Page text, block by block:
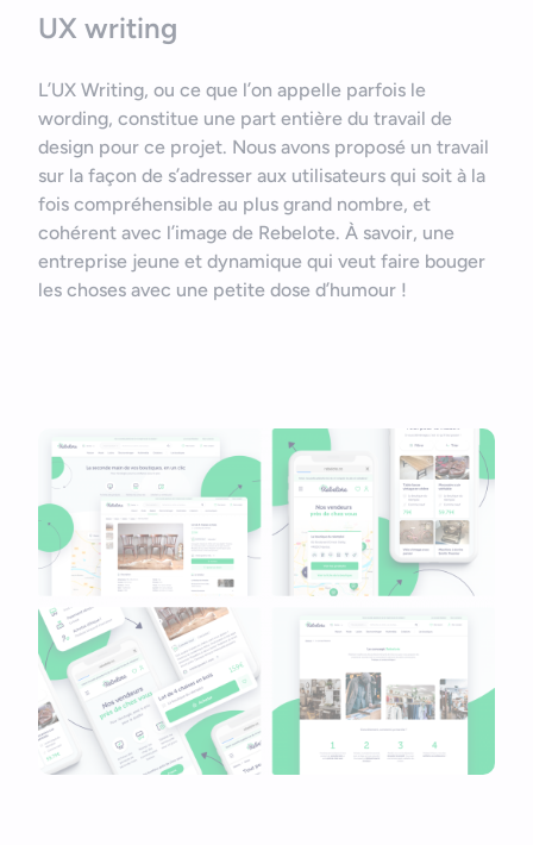
UX writing
L’UX Writing, ou ce que l’on appelle parfois le
wording, constitue une part entière du travail de
design pour ce projet. Nous avons proposé un travail
sur la façon de s’adresser aux utilisateurs qui soit à la
fois compréhensible au plus grand nombre, et
cohérent avec l’image de Rebelote. À savoir, une
entreprise jeune et dynamique qui veut faire bouger
les choses avec une petite dose d’humour !
Bonjour, je suis Zel, votre assistant. Comment puis-je vous